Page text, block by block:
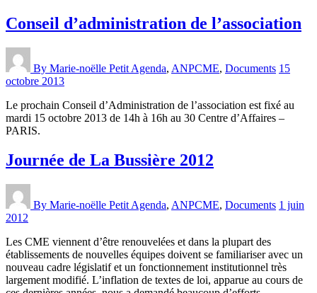
Conseil d’administration de l’association
By Marie-noëlle Petit Agenda, ANPCME, Documents 15
octobre 2013
Le prochain Conseil d’Administration de l’association est fixé au
mardi 15 octobre 2013 de 14h à 16h au 30 Centre d’Affaires –
PARIS.
Journée de La Bussière 2012
By Marie-noëlle Petit Agenda, ANPCME, Documents 1 juin
2012
Les CME viennent d’être renouvelées et dans la plupart des
établissements de nouvelles équipes doivent se familiariser avec un
nouveau cadre législatif et un fonctionnement institutionnel très
largement modifié. L’inflation de textes de loi, apparue au cours de